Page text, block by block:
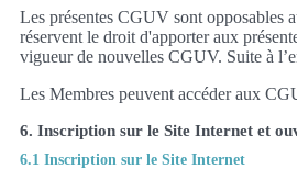
Les présentes CGUV sont opposables
réservent le droit d'apporter aux
vigueur de nouvelles CGUV. Suite à
Les Membres peuvent accéder aux
6. Inscription sur le Site Internet et
6.1 Inscription sur le Site Internet